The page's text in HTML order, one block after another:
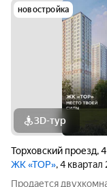
новостройка
3D-тур
Торховский проезд,4
ЖК «ТОР», 4
Продается